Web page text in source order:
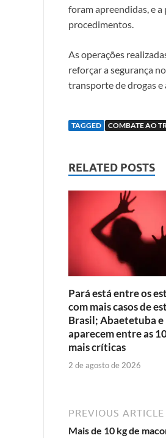
foram apreendidas, e
procedimentos.
As operações
reforçar a segurança
transporte de drogas e
TAGGED COMBATE AO
RELATED POSTS
Pará está entre os
com mais casos de
Brasil; Abaetetuba
aparecem entre as
mais críticas
2 de agosto de 2026
PREVIOUS ARTICLE
Mais de 10 kg de